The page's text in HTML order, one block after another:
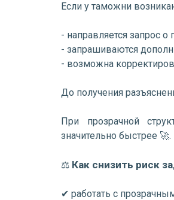
Если у таможни
- направляется запрос
- запрашиваются
- возможна
До получения
При прозрачной
значительно быстрее 🚀.
⚖️ Как снизить риск
✔ работать с